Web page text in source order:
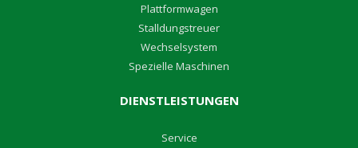
Plattformwagen
Stalldungstreuer
Wechselsystem
Spezielle Maschinen
DIENSTLEISTUNGEN
Service